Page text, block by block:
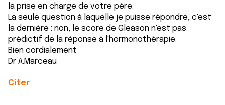
la prise en charge de votre père.
La seule question à laquelle je puisse répondre, c'est
la dernière : non, le score de Gleason n'est pas
prédictif de la réponse à l'hormonothérapie.
Bien cordialement
Dr A.Marceau
Citer